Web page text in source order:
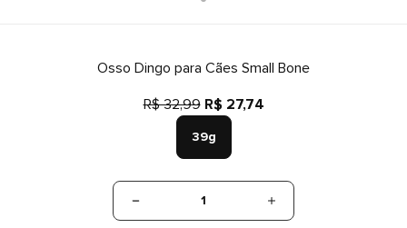
Osso Dingo para Cães Small Bone
R$ 32,99 R$ 27,74
39g
1